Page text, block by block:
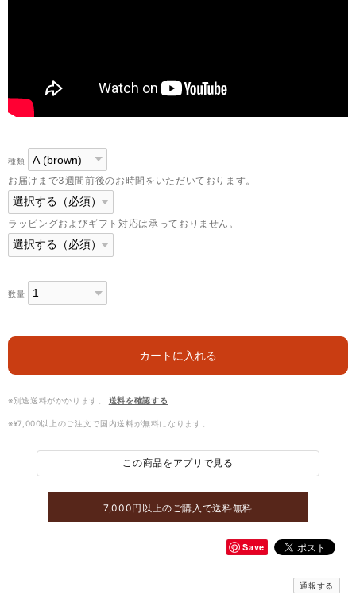
種類
お届けまで3週間前後のお時間をいただいております。
ラッピングおよびギフト対応は承っておりません。
数量
カートに入れる
※別途送料がかかります。 送料を確認する
※¥7,000以上のご注文で国内送料が無料になります。
この商品をアプリで見る
7,000円以上のご購入で送料無料
Save
通報する